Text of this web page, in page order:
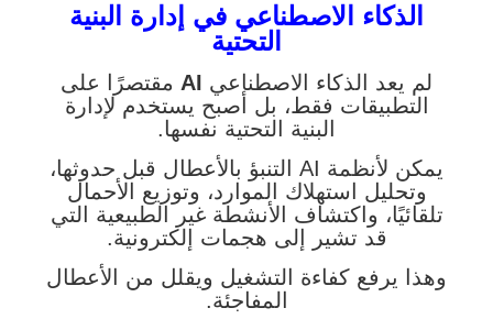
الذكاء الاصطناعي في إدارة البنية
التحتية
لم يعد الذكاء الاصطناعي AI مقتصرًا على
التطبيقات فقط، بل أصبح يستخدم لإدارة
البنية التحتية نفسها.
يمكن لأنظمة AI التنبؤ بالأعطال قبل حدوثها،
وتحليل استهلاك الموارد، وتوزيع الأحمال
تلقائيًا، واكتشاف الأنشطة غير الطبيعية التي
قد تشير إلى هجمات إلكترونية.
وهذا يرفع كفاءة التشغيل ويقلل من الأعطال
المفاجئة.